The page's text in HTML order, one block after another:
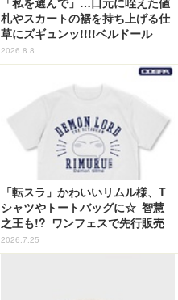
「私を選んで」…口元に咥えた値
札やスカートの裾を持ち上げる仕
草にズギュンッ!!!!ベルドール
「ロゼ」がフィギュアで新登場
2026.8.8
「転スラ」かわいいリムル様、T
シャツやトートバッグに☆ 智慧
之王も!? ワンフェスで先行販売
【COSPA】
2026.7.25